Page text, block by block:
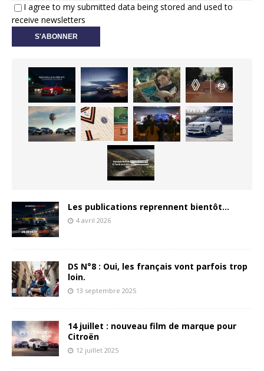
I agree to my submitted data being stored and used to
receive newsletters
Les publications reprennent bientôt…
4 avril 2026
DS N°8 : Oui, les français vont parfois trop
loin.
13 septembre 2025
14 juillet : nouveau film de marque pour
Citroën
12 juillet 2025